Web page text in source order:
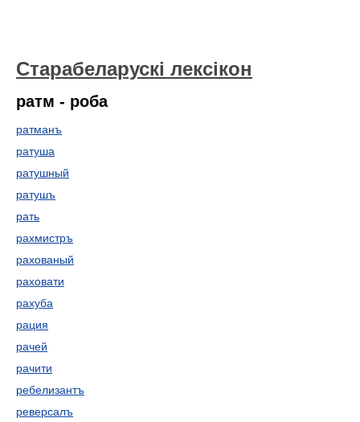
Старабеларускі лексікон
ратм - роба
ратманъ
ратуша
ратушный
ратушъ
рать
рахмистръ
рахованый
раховати
рахуба
рация
рачей
рачити
ребелизантъ
реверсалъ